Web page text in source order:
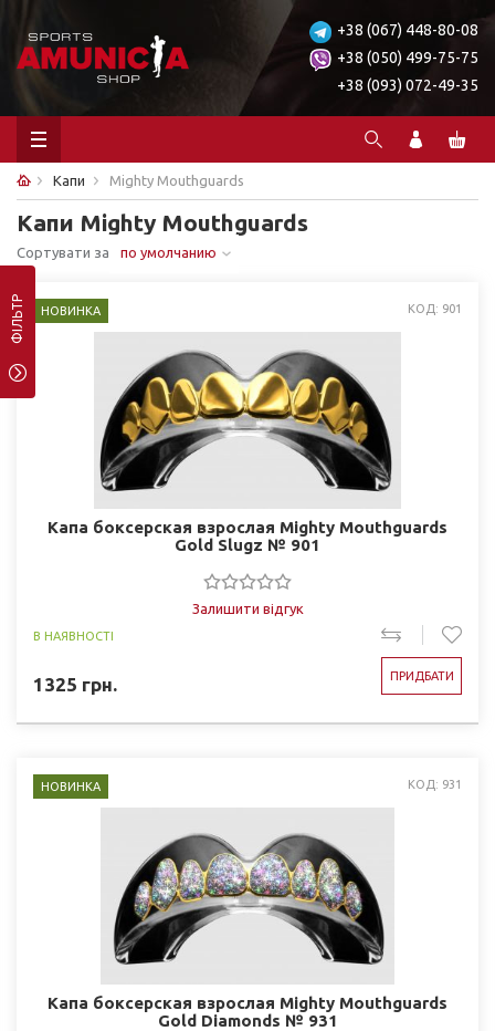
+38 (067) 448-80-08
+38 (050) 499-75-75
+38 (093) 072-49-35
Капи Mighty Mouthguards
Капи Mighty Mouthguards
Сортувати за по умолчанию
ФІЛЬТР НОВИНКА КОД: 901
Капа боксерская взрослая Mighty Mouthguards
Gold Slugz № 901
Залишити відгук
В НАЯВНОСТІ
1325 грн. ПРИДБАТИ
НОВИНКА КОД: 931
Капа боксерская взрослая Mighty Mouthguards
Gold Diamonds № 931